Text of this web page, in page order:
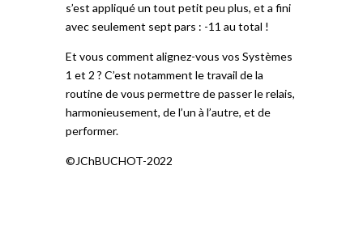
s’est appliqué un tout petit peu plus, et a fini
avec seulement sept pars : -11 au total !
Et vous comment alignez-vous vos Systèmes
1 et 2 ? C’est notamment le travail de la
routine de vous permettre de passer le relais,
harmonieusement, de l’un à l’autre, et de
performer.
©JChBUCHOT-2022